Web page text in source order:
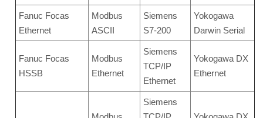
Fanuc Focas
Ethernet
Modbus
ASCII
Siemens
S7-200
Yokogawa
Darwin Serial
Fanuc Focas
HSSB
Modbus
Ethernet
Siemens
TCP/IP
Ethernet
Yokogawa DX
Ethernet
Siemens